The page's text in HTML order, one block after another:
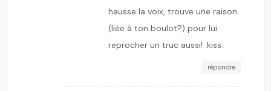
hausse la voix, trouve une raison
(liée à ton boulot?) pour lui
reprocher un truc aussi! :kiss:
répondre